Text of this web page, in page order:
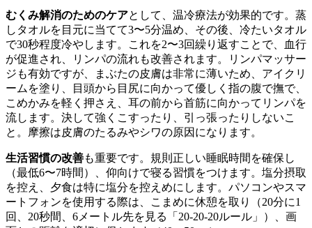
むくみ解消のためのケアとして、温冷療法が効果的です。蒸
しタオルを目元に当てて3〜5分温め、その後、冷たいタオル
で30秒程度冷やします。これを2〜3回繰り返すことで、血行
が促進され、リンパの流れも改善されます。リンパマッサー
ジも有効ですが、まぶたの皮膚は非常に薄いため、アイクリ
ームを塗り、目頭から目尻に向かって優しく指の腹で撫で、
こめかみを軽く押さえ、耳の前から首筋に向かってリンパを
流します。決して強くこすったり、引っ張ったりしないこ
と。摩擦は皮膚のたるみやシワの原因になります。
生活習慣の改善も重要です。規則正しい睡眠時間を確保し
（最低6〜7時間）、仰向けで寝る習慣をつけます。塩分摂取
を控え、夕食は特に塩分を控えめにします。パソコンやスマ
ートフォンを使用する際は、こまめに休憩を取り（20分に1
回、20秒間、6メートル先を見る「20-20-20ルール」）、画